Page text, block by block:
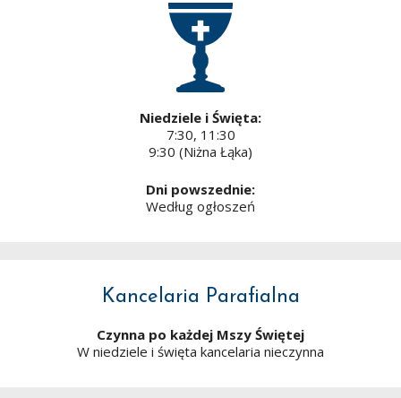
Niedziele i Święta:
7:30, 11:30
9:30 (Niżna Łąka)
Dni powszednie:
Według ogłoszeń
Kancelaria Parafialna
Czynna po każdej Mszy Świętej
W niedziele i święta kancelaria nieczynna